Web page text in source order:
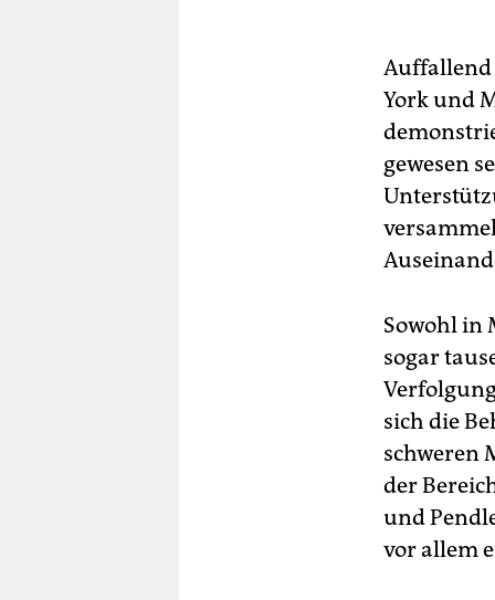
Auffallend
York und
gewesen
Sowohl in
sogar
sich die
schweren
der
und
vor allem